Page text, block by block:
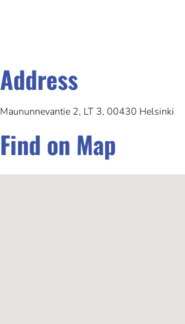
Address
Maununnevantie 2, LT 3, 00430 Helsinki
Find on Map